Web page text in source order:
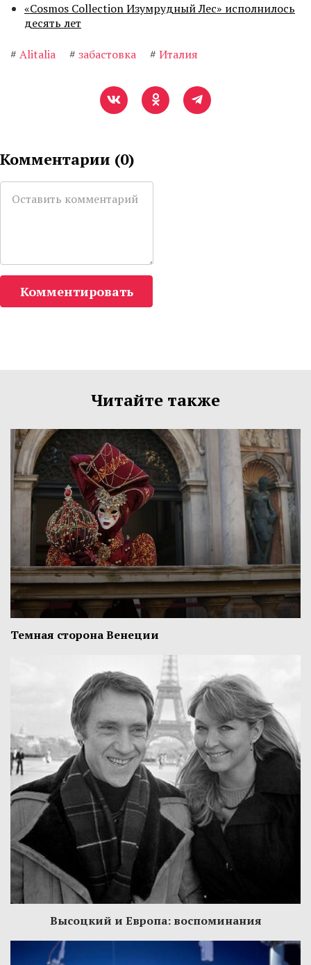
«Cosmos Collection Изумрудный Лес» исполнилось
десять лет
# Alitalia # забастовка # Италия
Комментарии (0)
Комментировать
Читайте также
Темная сторона Венеции
Высоцкий и Европа: воспоминания